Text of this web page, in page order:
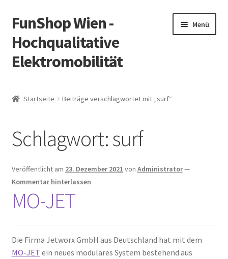
Zur
Navigation
springen
Zum
Inhalt
springen
FunShop Wien -
Hochqualitative
Elektromobilität
Menü
Vorsicht Internetbetrug
Über FunShop
Impressum
Startseite Beiträge verschlagwortet mit „surf“
Schlagwort:surf
Veröffentlicht am 23. Dezember 2021 von Administrator—
Kommentar hinterlassen
MO-JET
Die Firma Jetworx GmbH aus Deutschland hat mit dem
MO-JET ein neues modulares System bestehend aus